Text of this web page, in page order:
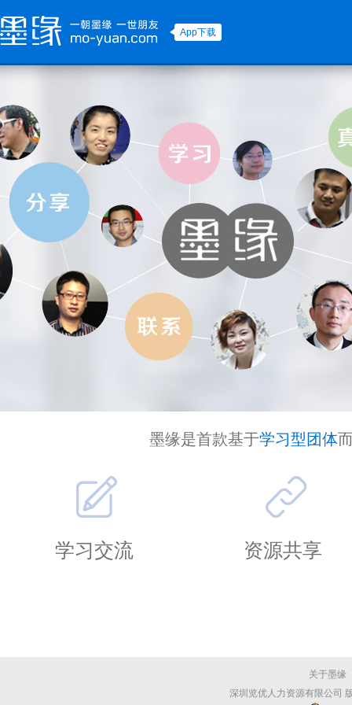
App下载
墨缘是首款基于学习型团体
学习交流 资源共享
关于墨缘
深圳览优人力资源有限公司